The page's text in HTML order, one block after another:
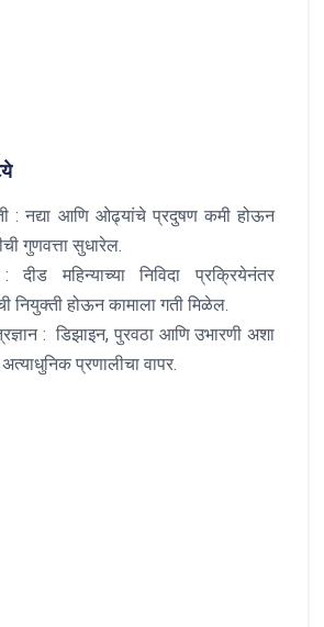
: नद्या आणि ओढ्यांचे प्रदुषण कमी होऊन
गुणवत्ता सुधारेल.
दीड महिन्याच्या निविदा प्रक्रियेनंतर
नियुक्ती होऊन कामाला गती मिळेल.
: डिझाइन, पुरवठा आणि उभारणी अशा
प्रणालीचा वापर.